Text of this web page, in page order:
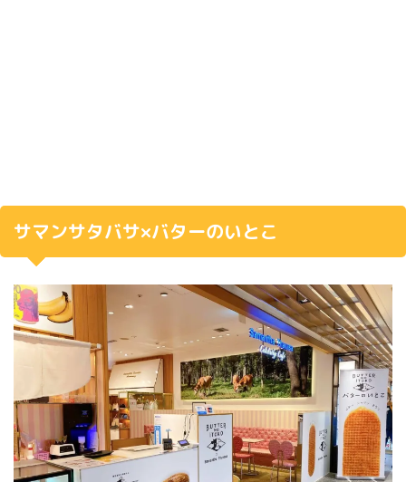
サマンサタバサ×バターのいとこ